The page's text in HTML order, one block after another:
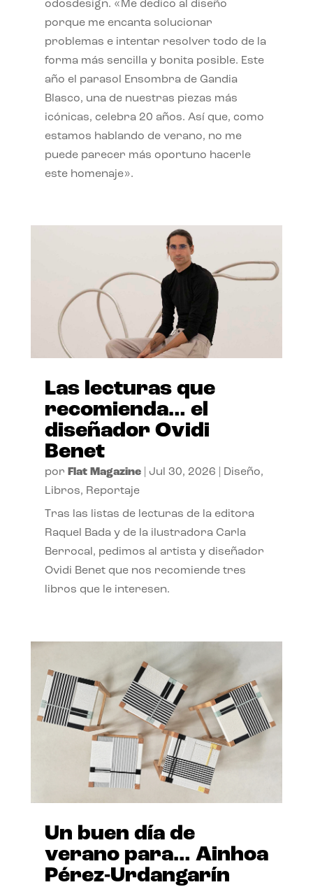
odosdesign. «Me dedico al diseño
porque me encanta solucionar
problemas e intentar resolver todo de la
forma más sencilla y bonita posible. Este
año el parasol Ensombra de Gandia
Blasco, una de nuestras piezas más
icónicas, celebra 20 años. Así que, como
estamos hablando de verano, no me
puede parecer más oportuno hacerle
este homenaje».
Las lecturas que
recomienda… el
diseñador Ovidi
Benet
por Flat Magazine| Jul 30, 2026 Diseño,
Libros, Reportaje
Tras las listas de lecturas de la editora
Raquel Bada y de la ilustradora Carla
Berrocal, pedimos al artista y diseñador
Ovidi Benet que nos recomiende tres
libros que le interesen.
Un buen día de
verano para… Ainhoa
Pérez-Urdangarín